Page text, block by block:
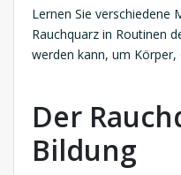
Lernen Sie verschiedene
Rauchquarz in Routinen
werden kann, um Körper,
Der
Bildung